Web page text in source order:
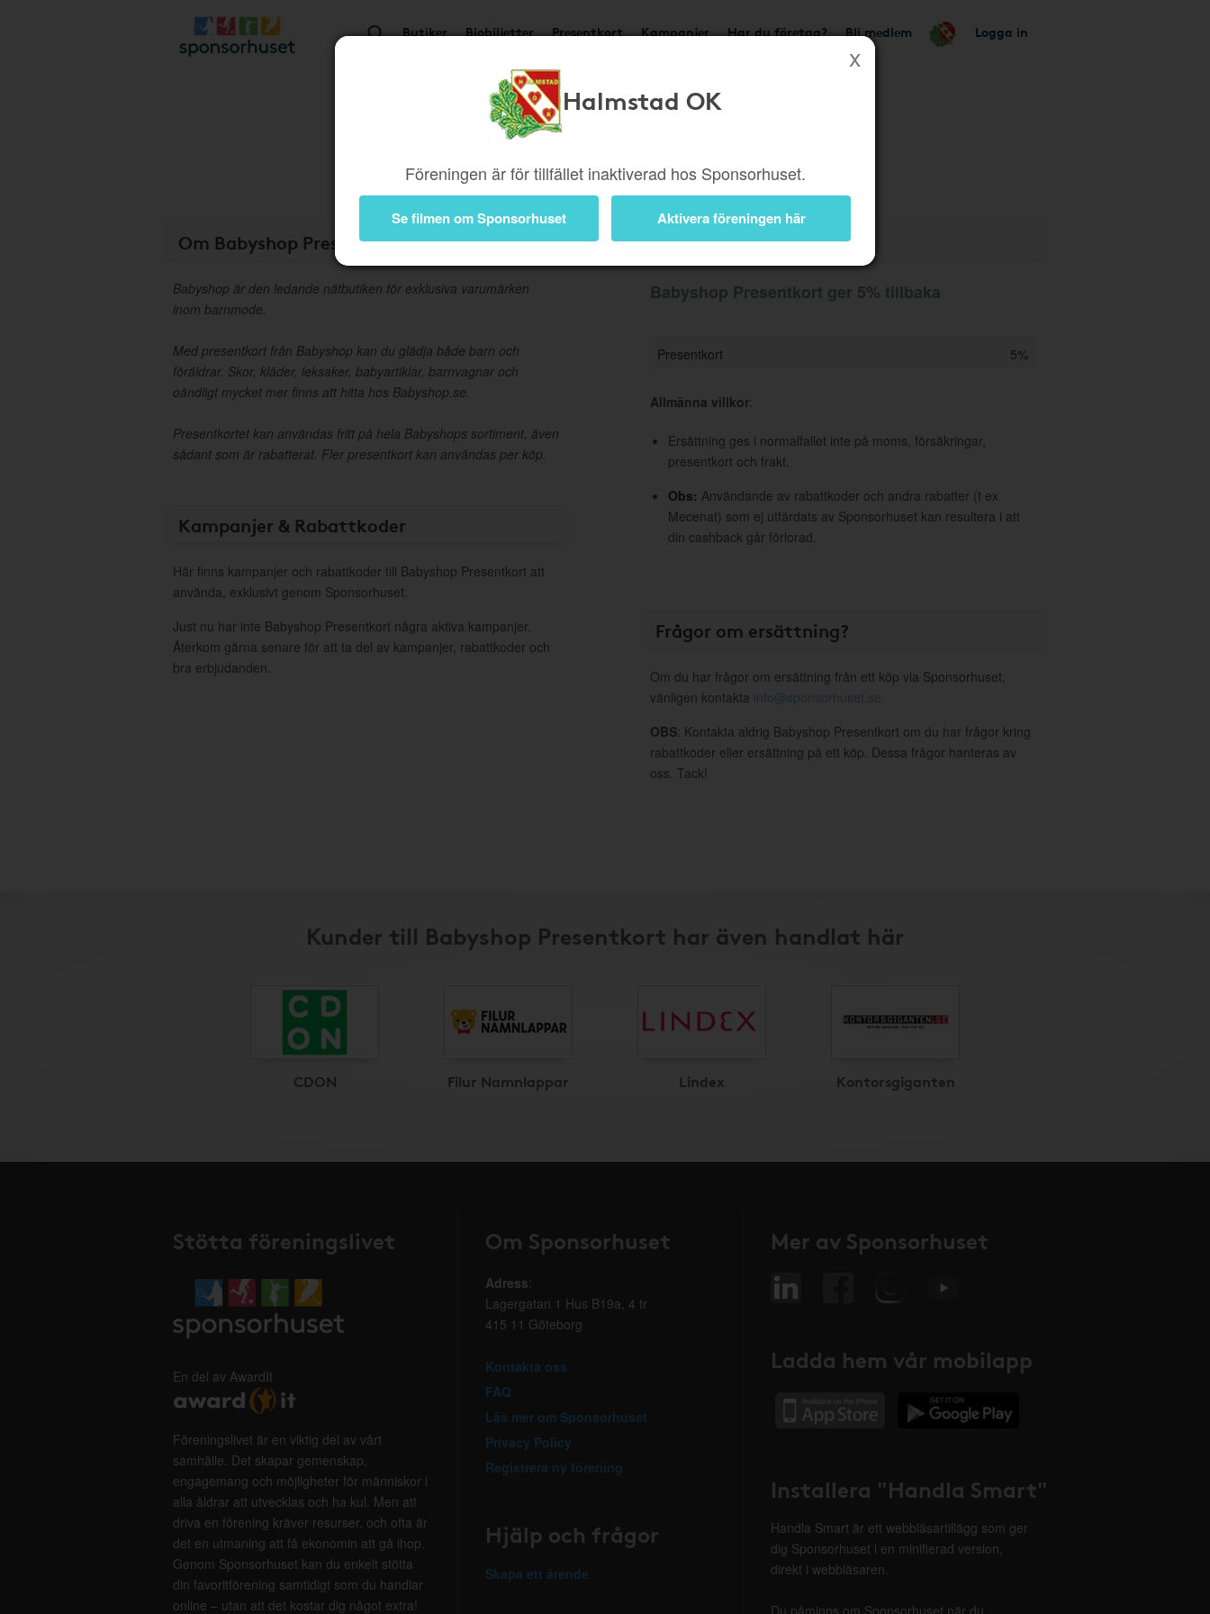
Butiker Biobiljetter Presentkort Kampanjer Har du företag? Bli medlem Logga in
Halmstad OK
Föreningen är för tillfället inaktiverad hos Sponsorhuset.
Se filmen om Sponsorhuset Aktivera föreningen här
Om Babyshop Presentkort
Babyshop är den ledande nätbutiken för exklusiva varumärken
inom barnmode.
Med presentkort från Babyshop kan du glädja både barn och
föräldrar. Skor, kläder, leksaker, babyartiklar, barnvagnar och
oändligt mycket mer finns att hitta hos Babyshop.se.
Presentkortet kan användas fritt på hela Babyshops sortiment, även
sådant som är rabatterat. Fler presentkort kan användas per köp.
Kampanjer & Rabattkoder
Här finns kampanjer och rabattkoder till Babyshop Presentkort att
använda, exklusivt genom Sponsorhuset.
Just nu har inte Babyshop Presentkort några aktiva kampanjer.
Återkom gärna senare för att ta del av kampanjer, rabattkoder och
bra erbjudanden.
Information
Babyshop Presentkort ger 5% tillbaka
Presentkort 5%
Allmänna villkor:
Ersättning ges i normalfallet inte på moms, försäkringar,
presentkort och frakt.
Obs: Användande av rabattkoder och andra rabatter (t ex
Mecenat) som ej utfärdats av Sponsorhuset kan resultera i att
din cashback går förlorad.
Frågor om ersättning?
Om du har frågor om ersättning från ett köp via Sponsorhuset,
vänligen kontakta info@sponsorhuset.se
OBS: Kontakta aldrig Babyshop Presentkort om du har frågor kring
rabattkoder eller ersättning på ett köp. Dessa frågor hanteras av
oss. Tack!
Kunder till Babyshop Presentkort har även handlat här
CDON Filur Namnlappar Lindex Kontorsgiganten
Stötta föreningslivet
En del av AwardIt
Föreningslivet är en viktig del av vårt
samhälle. Det skapar gemenskap,
engagemang och möjligheter för människor i
alla åldrar att utvecklas och ha kul. Men att
driva en förening kräver resurser, och ofta är
det en utmaning att få ekonomin att gå ihop.
Genom Sponsorhuset kan du enkelt stötta
din favoritförening samtidigt som du handlar
online – utan att det kostar dig något extra!
Om Sponsorhuset
Adress:
Lagergatan 1 Hus B19a, 4 tr
415 11 Göteborg
Kontakta oss
FAQ
Läs mer om Sponsorhuset
Privacy Policy
Registrera ny förening
Hjälp och frågor
Skapa ett ärende
Mer av Sponsorhuset
Ladda hem vår mobilapp
Installera "Handla Smart"
Handla Smart är ett webbläsartillägg som ger
dig Sponsorhuset i en minifierad version,
direkt i webbläsaren.